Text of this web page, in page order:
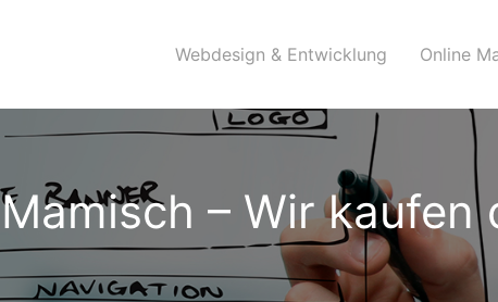
Webdesign & Entwicklung Online
Mamisch – Wir